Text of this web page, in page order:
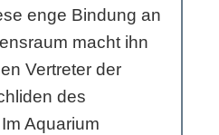
enge Bindung an
macht ihn
Vertreter der
des
Aquarium